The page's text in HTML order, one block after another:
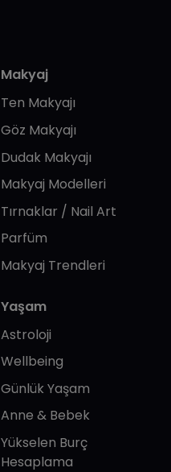
Makyaj
Ten Makyajı
Göz Makyajı
Dudak Makyajı
Makyaj Modelleri
Tırnaklar / Nail Art
Parfüm
Makyaj Trendleri
Yaşam
Astroloji
Wellbeing
Günlük Yaşam
Anne & Bebek
Yükselen Burç
Hesaplama